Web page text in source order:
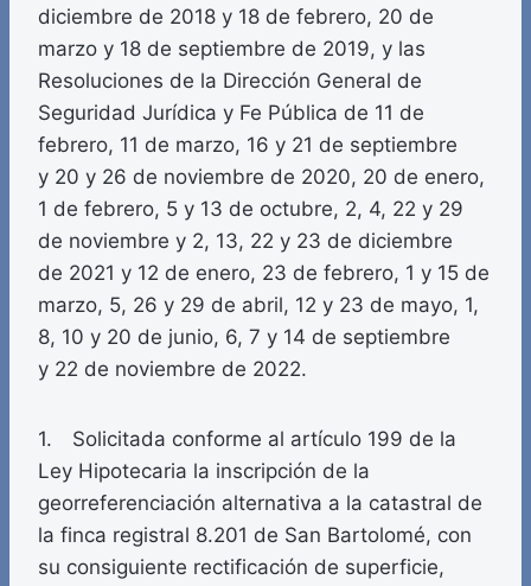
diciembre de 2018 y 18 de febrero, 20 de
marzo y 18 de septiembre de 2019, y las
Resoluciones de la Dirección General de
Seguridad Jurídica y Fe Pública de 11 de
febrero, 11 de marzo, 16 y 21 de septiembre
y 20 y 26 de noviembre de 2020, 20 de enero,
1 de febrero, 5 y 13 de octubre, 2, 4, 22 y 29
de noviembre y 2, 13, 22 y 23 de diciembre
de 2021 y 12 de enero, 23 de febrero, 1 y 15 de
marzo, 5, 26 y 29 de abril, 12 y 23 de mayo, 1,
8, 10 y 20 de junio, 6, 7 y 14 de septiembre
y 22 de noviembre de 2022.
1. Solicitada conforme al artículo 199 de la
Ley Hipotecaria la inscripción de la
georreferenciación alternativa a la catastral de
la finca registral 8.201 de San Bartolomé, con
su consiguiente rectificación de superficie,